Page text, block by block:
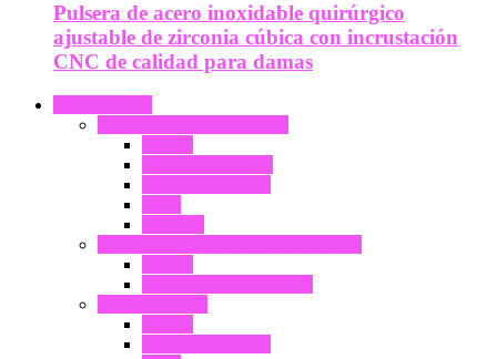
Pulsera de acero inoxidable quirúrgico
ajustable de zirconia cúbica con incrustación
CNC de calidad para damas